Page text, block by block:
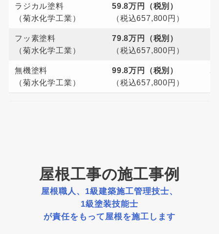
ラジカル塗料
（菊水化学工業）
59.8万円（税別）
（税込657,800円）
フッ素塗料
（菊水化学工業）
79.8万円（税別）
（税込657,800円）
無機塗料
（菊水化学工業）
99.8万円（税別）
（税込657,800円）
屋根工事の施工事例
屋根職人、1級建築施工管理技士、
1級塗装技能士
が責任をもって屋根を施工します